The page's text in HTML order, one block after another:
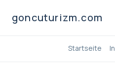
goncuturizm.com
Startseite